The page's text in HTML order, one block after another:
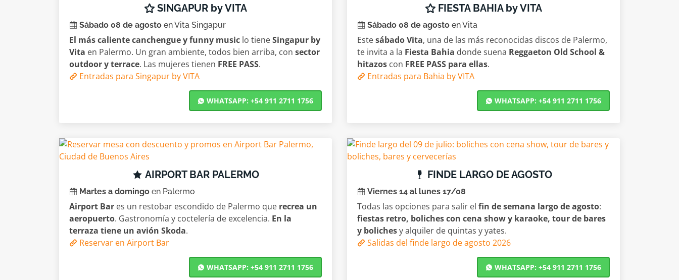
SINGAPUR by VITA
Sábado 08 de agosto en Vita Singapur
El más caliente canchengue y funny music lo tieneSingapur by
Vita en Palermo. Un gran ambiente, todos bien arriba, con sector
outdoor y terrace. Las mujeres tienen FREE PASS.
Entradas para Singapur by VITA
WHATSAPP: +54 911 2711 1756
FIESTA BAHIA by VITA
Sábado 08 de agosto en Vita
Estesábado Vita, una de las más reconocidas discos de Palermo,
te invita a la Fiesta Bahia donde suena Reggaeton Old School &
hitazos con FREE PASS para ellas.
Entradas para Bahia by VITA
WHATSAPP: +54 911 2711 1756
AIRPORT BAR PALERMO
Martes a domingo en Palermo
Airport Bar es un restobar escondido de Palermo que recrea un
aeropuerto. Gastronomía y coctelería de excelencia. En la
terraza tiene un avión Skoda.
Reservar en Airport Bar
WHATSAPP: +54 911 2711 1756
FINDE LARGO DE AGOSTO
Viernes 14 al lunes 17/08
Todas las opciones para salir el fin de semana largo de agosto:
fiestas retro, boliches con cena show y karaoke, tour de bares
y bolichesy alquiler de quintas y yates.
Salidas del finde largo de agosto 2026
WHATSAPP: +54 911 2711 1756